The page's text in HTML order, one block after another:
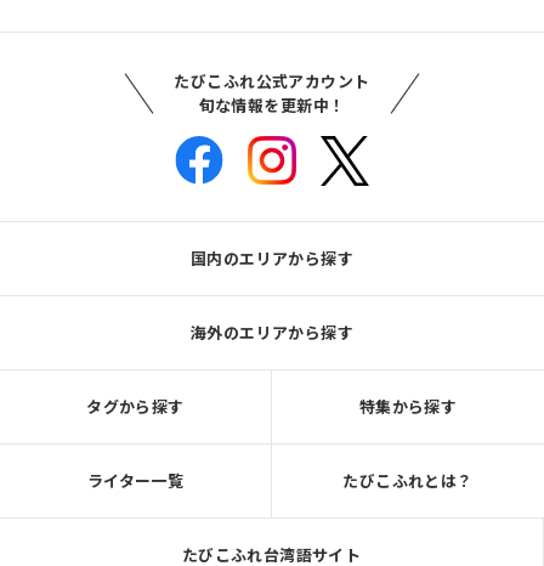
たびこふれ公式アカウント
旬な情報を更新中！
国内のエリアから探す
海外のエリアから探す
タグから探す 特集から探す
ライター一覧 たびこふれとは？
たびこふれ台湾語サイト